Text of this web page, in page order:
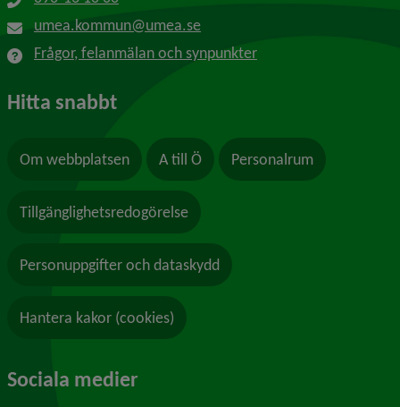
umea.kommun@umea.se
Frågor, felanmälan och synpunkter
Hitta snabbt
Om webbplatsen A till Ö Personalrum
Tillgänglighetsredogörelse
Personuppgifter och dataskydd
Hantera kakor (cookies)
Sociala medier